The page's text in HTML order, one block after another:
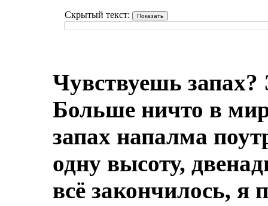
Скрытый текст:
Чувствуешь
Больше ничто в
запах напалма
одну высоту,
всё закончилось, я